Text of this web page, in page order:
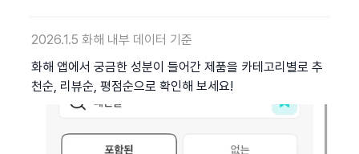
2026.1.5 화해 내부 데이터 기준
화해 앱에서 궁금한 성분이 들어간 제품을 카테고리별로 추
천순, 리뷰순, 평점순으로 확인해 보세요!